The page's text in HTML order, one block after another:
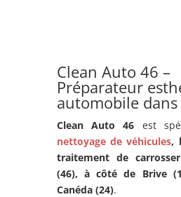
Clean Auto 46 –
Préparateur
automobile dans
Clean Auto 46 est
nettoyage de véhicules,
traitement de
(46), à côté de Brive
Canéda(24).